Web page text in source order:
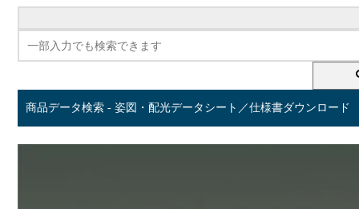
商品データ検索 - 姿図・配光データシート／仕様書ダウンロード